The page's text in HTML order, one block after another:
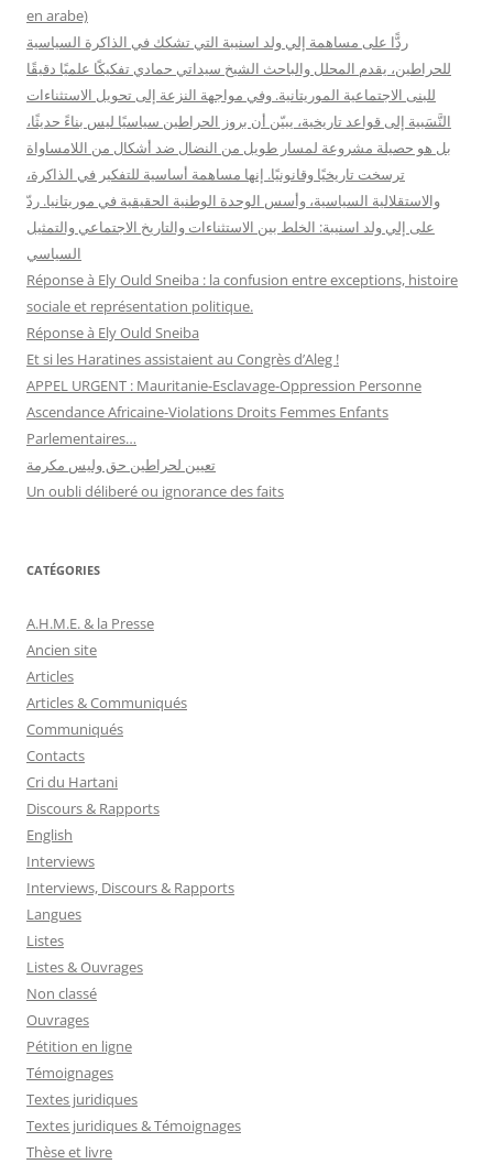
en arabe)
ردًّا على مساهمة إلي ولد اسنيبة التي تشكك في الذاكرة السياسية
للحراطين، يقدم المحلل والباحث الشيخ سيداتي حمادي تفكيكًا علميًا دقيقًا
للبنى الاجتماعية الموريتانية. وفي مواجهة النزعة إلى تحويل الاستثناءات
النَّسَبية إلى قواعد تاريخية، يبيّن أن بروز الحراطين سياسيًا ليس بناءً حديثًا،
بل هو حصيلة مشروعة لمسار طويل من النضال ضد أشكال من اللامساواة
ترسخت تاريخيًا وقانونيًا. إنها مساهمة أساسية للتفكير في الذاكرة،
والاستقلالية السياسية، وأسس الوحدة الوطنية الحقيقية في موريتانيا. ردّ
على إلي ولد اسنيبة: الخلط بين الاستثناءات والتاريخ الاجتماعي والتمثيل
السياسي
Réponse à Ely Ould Sneiba : la confusion entre exceptions, histoire
sociale et représentation politique.
Réponse à Ely Ould Sneiba
Et si les Haratines assistaient au Congrès d’Aleg !
APPEL URGENT : Mauritanie-Esclavage-Oppression Personne
Ascendance Africaine-Violations Droits Femmes Enfants
Parlementaires…
تعيين لحراطين حق وليس مكرمة
Un oubli déliberé ou ignorance des faits
CATÉGORIES
A.H.M.E. & la Presse
Ancien site
Articles
Articles & Communiqués
Communiqués
Contacts
Cri du Hartani
Discours & Rapports
English
Interviews
Interviews, Discours & Rapports
Langues
Listes
Listes & Ouvrages
Non classé
Ouvrages
Pétition en ligne
Témoignages
Textes juridiques
Textes juridiques & Témoignages
Thèse et livre